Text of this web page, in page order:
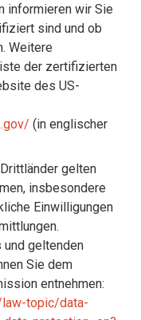
informieren wir Sie
sind und ob
Weitere
der zertifizierten
des US-
(in englischer
gelten
insbesondere
Einwilligungen
geltenden
Sie dem
entnehmen:
topic/data-